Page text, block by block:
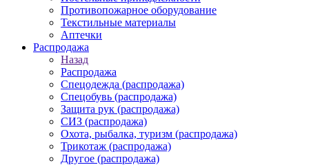
Противопожарное оборудование
Текстильные материалы
Аптечки
Распродажа
Назад
Распродажа
Спецодежда (распродажа)
Спецобувь (распродажа)
Защита рук (распродажа)
СИЗ (распродажа)
Охота, рыбалка, туризм (распродажа)
Трикотаж (распродажа)
Другое (распродажа)